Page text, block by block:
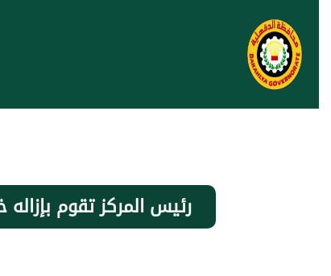
رئيس المركز تقوم بإزاله خارج الحيز